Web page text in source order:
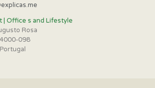
| Office s and Lifestyle
Rosa
098